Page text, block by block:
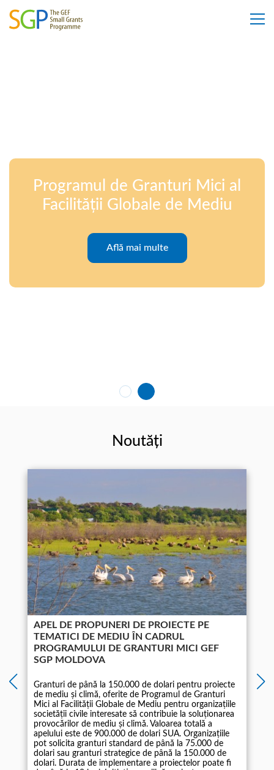
Programul de Granturi Mici al
Facilității Globale de Mediu
Află mai multe
Noutăți
APEL DE PROPUNERI DE PROIECTE PE
TEMATICI DE MEDIU ÎN CADRUL
PROGRAMULUI DE GRANTURI MICI GEF
SGP MOLDOVA
Granturi de până la 150.000 de dolari pentru proiecte
de mediu și climă, oferite de Programul de Granturi
Mici al Facilității Globale de Mediu pentru organizațiile
societății civile interesate să contribuie la soluționarea
provocărilor de mediu și climă. Valoarea totală a
apelului este de 900.000 de dolari SUA. Organizațiile
pot solicita granturi standard de până la 75.000 de
dolari sau granturi strategice de până la 150.000 de
dolari. Durata de implementare a proiectelor poate fi